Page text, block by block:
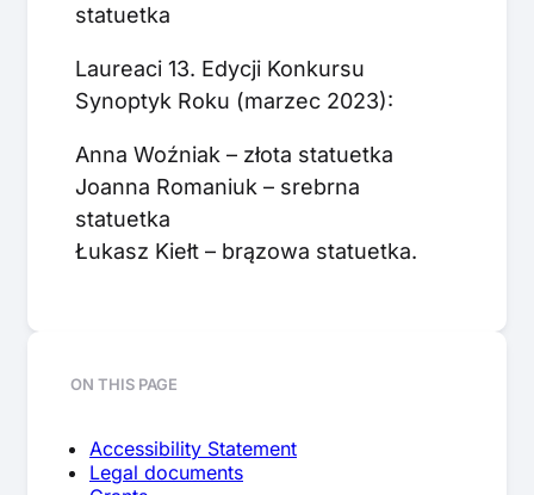
statuetka
Laureaci 13. Edycji Konkursu
Synoptyk Roku (marzec 2023):
Anna Woźniak – złota statuetka
Joanna Romaniuk – srebrna
statuetka
Łukasz Kiełt – brązowa statuetka.
ON THIS PAGE
Accessibility Statement
Legal documents